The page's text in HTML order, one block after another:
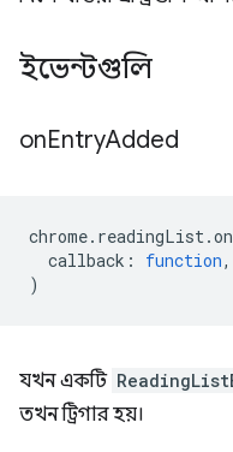
ইভেন্টগুলি
onEntryAdded
chrome. readingList .
callback : function,
)
যখন একটি
তখন ট্রিগার হয়।